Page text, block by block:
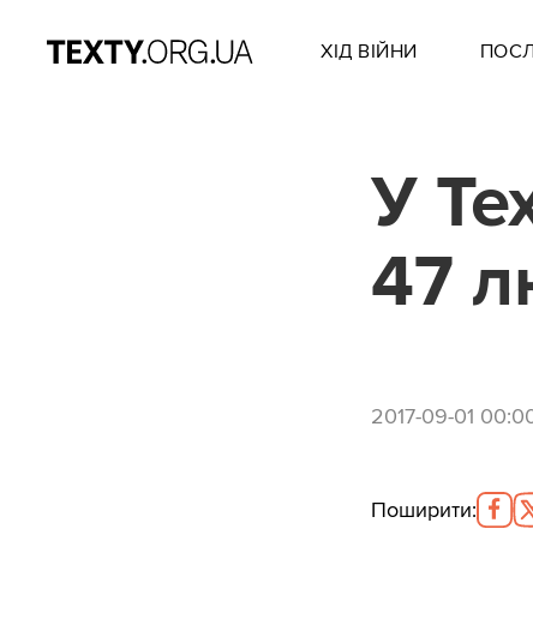
ХІД ВІЙНИ
У
47
2017-09-01
Поширити: